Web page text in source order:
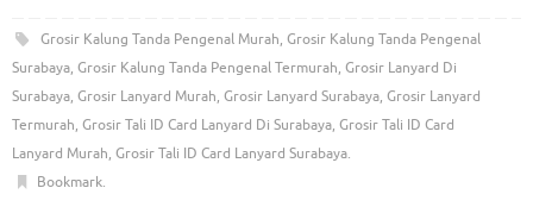
Grosir Kalung Tanda Pengenal Murah, Grosir Kalung Tanda Pengenal
Surabaya, Grosir Kalung Tanda Pengenal Termurah, Grosir Lanyard Di
Surabaya, Grosir Lanyard Murah, Grosir Lanyard Surabaya, Grosir Lanyard
Termurah, Grosir Tali ID Card Lanyard Di Surabaya, Grosir Tali ID Card
Lanyard Murah, Grosir Tali ID Card Lanyard Surabaya.
Bookmark.